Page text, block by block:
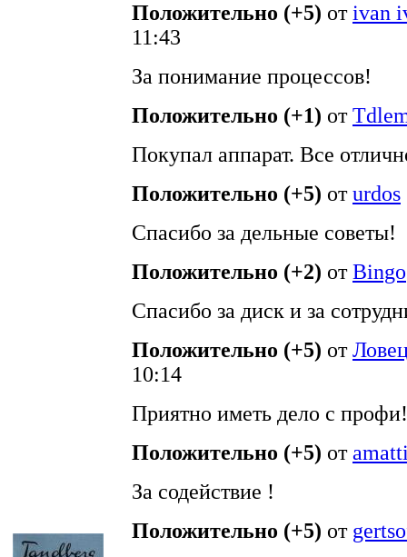
Положительно (+5) отivan
11:43
За понимание процессов!
Положительно (+1) от
Покупал аппарат. Все
Положительно (+5) отurdos
Спасибо за дельные советы!
Положительно (+2) отBingo
Спасибо за диск и за
Положительно (+5) от
10:14
Приятно иметь дело с профи!
Положительно (+5) от
За содействие !
Положительно (+5) от